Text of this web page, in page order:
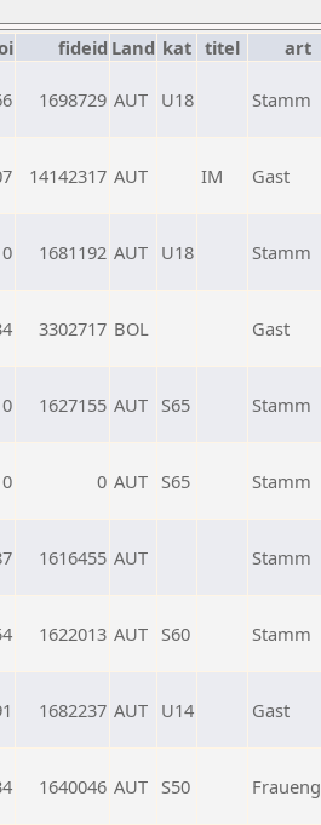
fideid Land kat titel art
1698729 AUT U18 Stamm
14142317 AUT IM Gast
0 1681192 AUT U18 Stamm
3302717 BOL Gast
0 1627155 AUT S65 Stamm
0 0 AUT S65 Stamm
1616455 AUT Stamm
1622013 AUT S60 Stamm
1682237 AUT U14 Gast
1640046 AUT S50